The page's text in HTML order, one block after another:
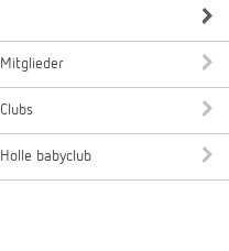
Mitglieder
Clubs
Holle babyclub